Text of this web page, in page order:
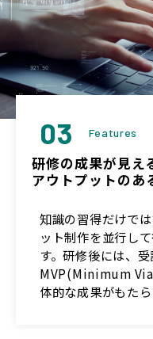
03 Features
研修の成果が見え
アウトプットのあ
知識の習得だけで
ット制作を並行し
す。研修後には、
MVP(Minimum
体的な成果がもたら